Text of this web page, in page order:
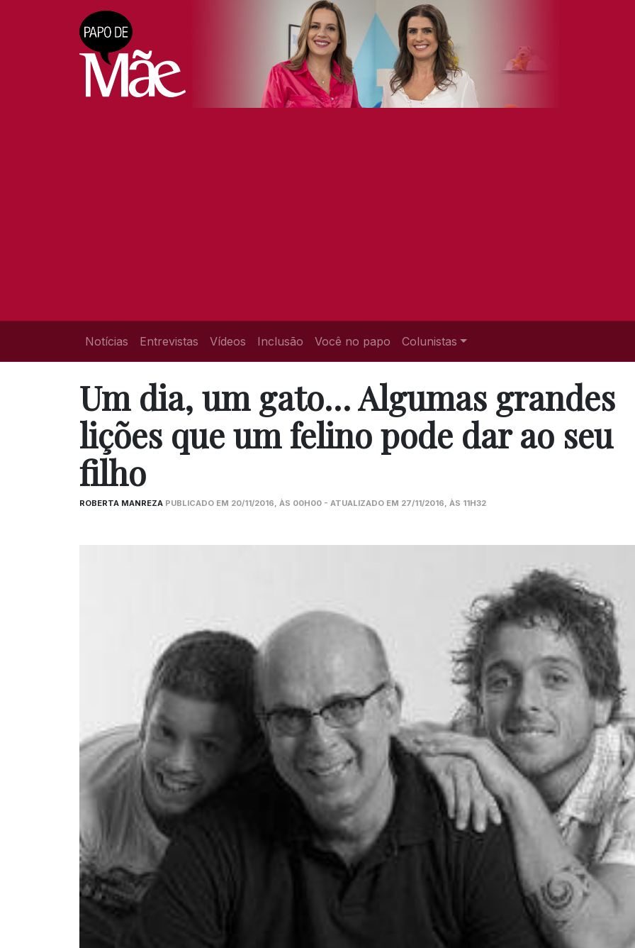
Notícias Entrevistas Vídeos Inclusão Você no papo Colunistas
Um dia, um gato… Algumas grandes
lições que um felino pode dar ao seu
filho
ROBERTA MANREZA PUBLICADO EM 20/11/2016, ÀS 00H00 - ATUALIZADO EM 27/11/2016, ÀS 11H32